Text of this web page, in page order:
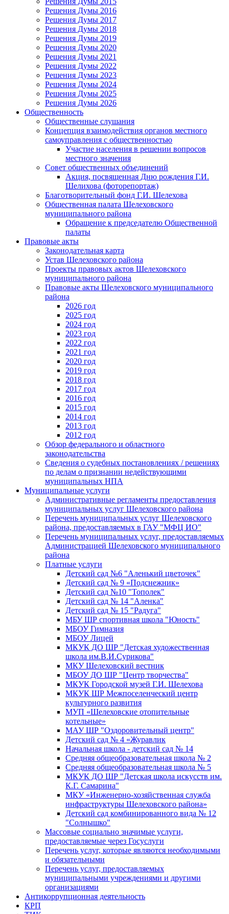
Решения Думы 2016
Решения Думы 2017
Решения Думы 2018
Решения Думы 2019
Решения Думы 2020
Решения Думы 2021
Решения Думы 2022
Решения Думы 2023
Решения Думы 2024
Решения Думы 2025
Решения Думы 2026
Общественность
Общественные слушания
Концепция взаимодействия органов местного
самоуправления с общественностью
Участие населения в решении вопросов
местного значения
Совет общественных объединений
Акция, посвященная Дню рождения Г.И.
Шелихова (фоторепортаж)
Благотворительный фонд Г.И. Шелехова
Общественная палата Шелеховского
муниципального района
Обращение к председателю Общественной
палаты
Правовые акты
Законодательная карта
Устав Шелеховского района
Проекты правовых актов Шелеховского
муниципального района
Правовые акты Шелеховского муниципального
района
2026 год
2025 год
2024 год
2023 год
2022 год
2021 год
2020 год
2019 год
2018 год
2017 год
2016 год
2015 год
2014 год
2013 год
2012 год
Обзор федерального и областного
законодательства
Сведения о судебных постановлениях / решениях
по делам о признании недействующими
муниципальных НПА
Муниципальные услуги
Административные регламенты предоставления
муниципальных услуг Шелеховского района
Перечень муниципальных услуг Шелеховского
района, предоставляемых в ГАУ "МФЦ ИО"
Перечень муниципальных услуг, предоставляемых
Администрацией Шелеховского муниципального
района
Платные услуги
Детский сад №6 "Аленький цветочек"
Детский сад № 9 «Подснежник»
Детский сад №10 "Тополек"
Детский сад № 14 "Аленка"
Детский сад № 15 "Радуга"
МБУ ШР спортивная школа "Юность"
МБОУ Гимназия
МБОУ Лицей
МКУК ДО ШР "Детская художественная
школа им.В.И.Сурикова"
МКУ Шелеховский вестник
МБОУ ДО ШР "Центр творчества"
МКУК Городской музей Г.И. Шелехова
МКУК ШР Межпоселенческий центр
культурного развития
МУП «Шелеховские отопительные
котельные»
МАУ ШР "Оздоровительный центр"
Детский сад № 4 «Журавлик
Начальная школа - детский сад № 14
Средняя общеобразовательная школа № 2
Средняя общеобразовательная школа № 5
МКУК ДО ШР "Детская школа искусств им.
К.Г. Самарина"
МКУ «Инженерно-хозяйственная служба
инфраструктуры Шелеховского района»
Детский сад комбинированного вида № 12
"Солнышко"
Массовые социально значимые услуги,
предоставляемые через Госуслуги
Перечень услуг, которые являются необходимыми
и обязательными
Перечень услуг, предоставляемых
муниципальными учреждениями и другими
организациями
Антикоррупционная деятельность
КРП